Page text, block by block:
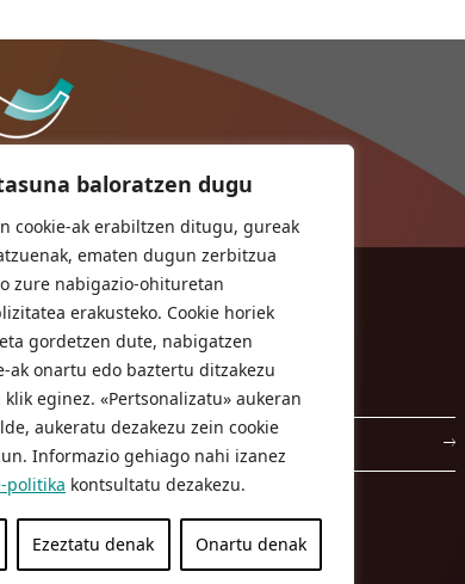
baloratzen dugu
cookie-ak erabiltzen ditugu, gureak
ematen dugun zerbitzua
zure nabigazio-ohituretan
erakusteko. Cookie horiek
gordetzen dute, nabigatzen
ak onartu edo baztertu ditzakezu
eginez. «Pertsonalizatu» aukeran
aukeratu dezakezu zein cookie
Informazio gehiago nahi izanez
politika kontsultatu dezakezu.
Ezeztatu denak Onartu denak
(Gipuzkoa)
46